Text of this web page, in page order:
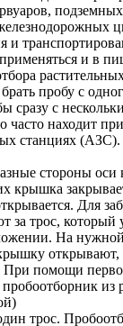
и
и в
пробу с
сразу с
часто находит
станциях (АЗС).
стороны
крышка
Для
за трос, который
На
открывают,
При помощи
из
трос.